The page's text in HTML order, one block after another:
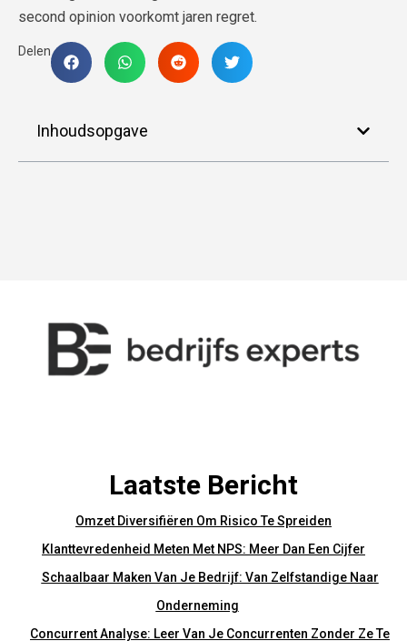
second opinion voorkomt jaren regret.
Delen
Inhoudsopgave
Laatste Bericht
Omzet Diversifiëren Om Risico Te Spreiden
Klanttevredenheid Meten Met NPS: Meer Dan Een Cijfer
Schaalbaar Maken Van Je Bedrijf: Van Zelfstandige Naar
Onderneming
Concurrent Analyse: Leer Van Je Concurrenten Zonder Ze Te